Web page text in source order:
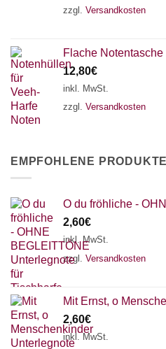
zzgl. Versandkosten
Flache
12,80€
inkl. MwSt.
zzgl. Versandkosten
EMPFOHLENE PRODUKTE
O du fröhliche -
2,60€
inkl. MwSt.
zzgl. Versandkosten
Mit Ernst, o
2,60€
inkl. MwSt.